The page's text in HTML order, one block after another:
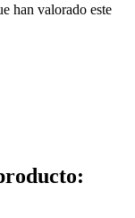
han valorado este